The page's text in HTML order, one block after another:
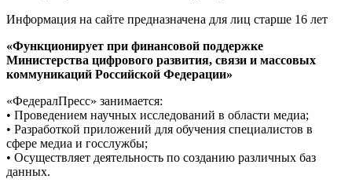
Информация на сайте предназначена для лиц старше 16 лет
«Функционирует при финансовой поддержке
Министерства цифрового развития, связи и массовых
коммуникаций Российской Федерации»
«ФедералПресс» занимается:
• Проведением научных исследований в области медиа;
• Разработкой приложений для обучения специалистов в
сфере медиа и госслужбы;
• Осуществляет деятельность по созданию различных баз
данных.